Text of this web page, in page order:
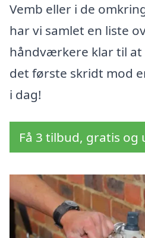
Vemb eller i de
har vi samlet en liste
håndværkere klar til at
det første skridt mod
i dag!
Få 3 tilbud, gratis